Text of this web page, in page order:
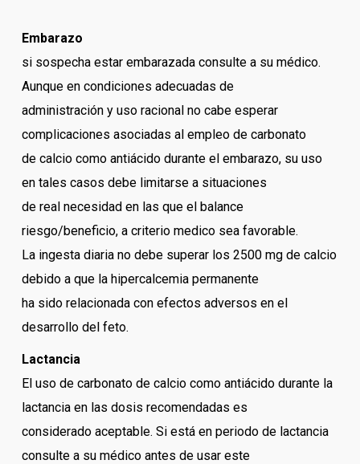
Embarazo
si sospecha estar embarazada consulte a su médico.
Aunque en condiciones adecuadas de
administración y uso racional no cabe esperar
complicaciones asociadas al empleo de carbonato
de calcio como antiácido durante el embarazo, su uso
en tales casos debe limitarse a situaciones
de real necesidad en las que el balance
riesgo/beneficio, a criterio medico sea favorable.
La ingesta diaria no debe superar los 2500 mg de calcio
debido a que la hipercalcemia permanente
ha sido relacionada con efectos adversos en el
desarrollo del feto.
Lactancia
El uso de carbonato de calcio como antiácido durante la
lactancia en las dosis recomendadas es
considerado aceptable. Si está en periodo de lactancia
consulte a su médico antes de usar este